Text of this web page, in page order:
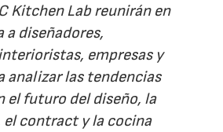
Kitchen Lab reunirán en
a diseñadores,
empresas y
analizar las tendencias
el futuro del diseño, la
contract y la cocina